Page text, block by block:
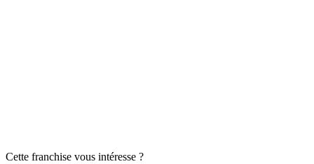
Cette franchise vous intéresse ?